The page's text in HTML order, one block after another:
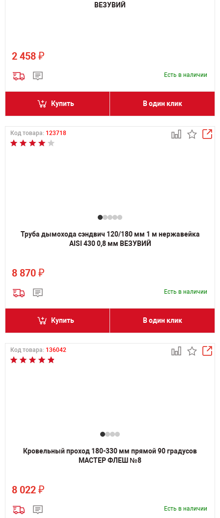
ВЕЗУВИЙ
2 458 ₽
Есть в наличии
Купить В один клик
Код товара: 123718
Труба дымохода сэндвич 120/180 мм 1 м нержавейка
AISI 430 0,8 мм ВЕЗУВИЙ
8 870 ₽
Есть в наличии
Купить В один клик
Код товара: 136042
Кровельный проход 180-330 мм прямой 90 градусов
МАСТЕР ФЛЕШ №8
8 022 ₽
Есть в наличии